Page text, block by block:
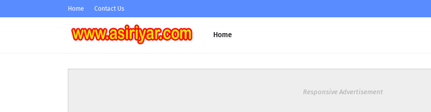
Home Contact Us
Home
Responsive Advertisement